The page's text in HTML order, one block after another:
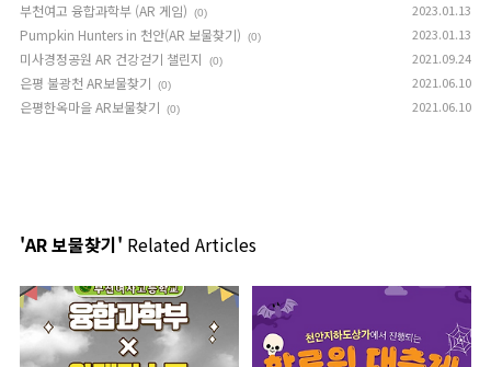
부천여고 융합과학부 (AR 게임)
(0) 2023.01.13
Pumpkin Hunters in 천안(AR 보물찾기) (0) 2023.01.13
미사경정공원 AR 건강걷기 챌린지 (0) 2021.09.24
은평 불광천 AR보물찾기 (0) 2021.06.10
은평한옥마을 AR보물찾기 (0) 2021.06.10
'AR 보물찾기' Related Articles